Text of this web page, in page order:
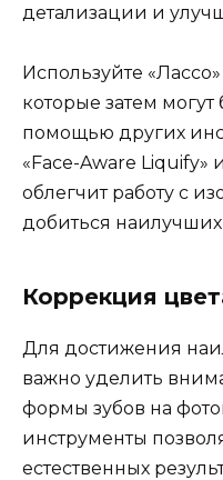
детализации и
Используйте
которые затем
помощью других
«Face-Aware Liquify»
облегчит работу с
добиться наилучших
Коррекция
Для достижения
важно уделить
формы зубов на
инструменты
естественных